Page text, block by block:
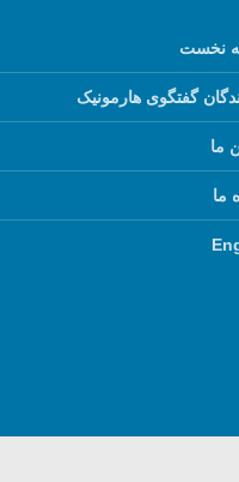
نخست
گفتگوی هارمونیک
ما
ما